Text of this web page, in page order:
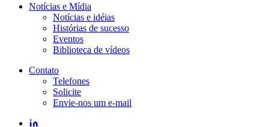
Notícias e Mídia
Notícias e idéias
Histórias de sucesso
Eventos
Biblioteca de vídeos
Contato
Telefones
Solicite
Envie-nos um e-mail